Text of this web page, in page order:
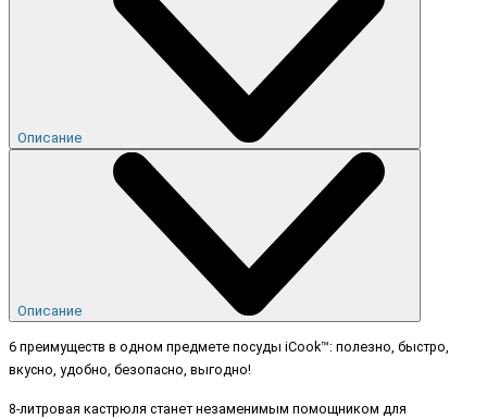
Описание
Описание
6 преимуществ в одном предмете посуды iCook™: полезно, быстро,
вкусно, удобно, безопасно, выгодно!
8-литровая кастрюля станет незаменимым помощником для